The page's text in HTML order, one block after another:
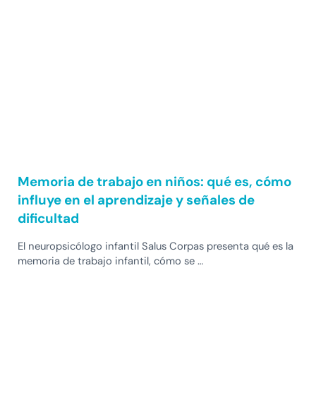
Memoria de trabajo en niños: qué es, cómo
influye en el aprendizaje y señales de
dificultad
El neuropsicólogo infantil Salus Corpas presenta qué es la
memoria de trabajo infantil, cómo se …